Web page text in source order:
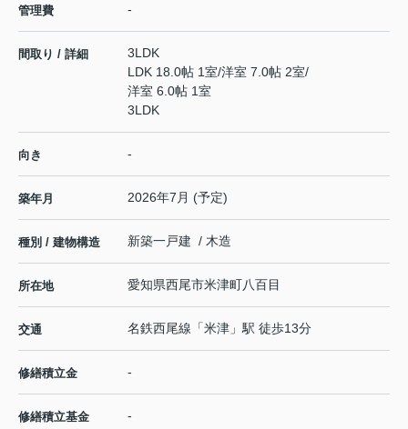
管理費 -
間取り / 詳細
3LDK
LDK 18.0帖 1室/洋室 7.0帖 2室/
洋室 6.0帖 1室
3LDK
向き -
築年月 2026年7月 (予定)
種別 / 建物構造 新築一戸建 / 木造
所在地 愛知県西尾市米津町八百目
交通 名鉄西尾線 「米津 」駅 徒歩13分
修繕積立金 -
修繕積立基金 -